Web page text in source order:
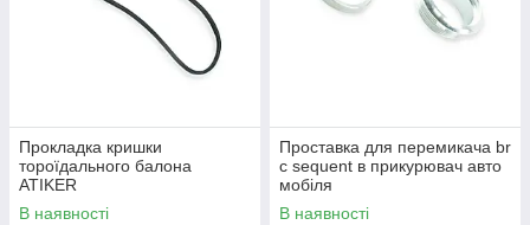
Прокладка кришки
тороїдального балона
ATIKER
В наявності
Проставка для перемикача br
c sequent в прикурювач авто
мобіля
В наявності